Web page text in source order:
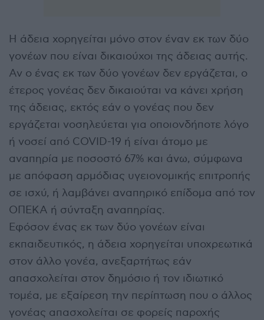
Η άδεια χορηγείται μόνο στον έναν εκ των δύο
γονέων που είναι δικαιούχοι της άδειας αυτής.
Αν ο ένας εκ των δύο γονέων δεν εργάζεται, ο
έτερος γονέας δεν δικαιούται να κάνει χρήση
της άδειας, εκτός εάν ο γονέας που δεν
εργάζεται νοσηλεύεται για οποιονδήποτε λόγο
ή νοσεί από COVID-19 ή είναι άτομο με
αναπηρία με ποσοστό 67% και άνω, σύμφωνα
με απόφαση αρμόδιας υγειονομικής επιτροπής
σε ισχύ, ή λαμβάνει αναπηρικό επίδομα από τον
ΟΠΕΚΑ ή σύνταξη αναπηρίας.
Εφόσον ένας εκ των δύο γονέων είναι
εκπαιδευτικός, η άδεια χορηγείται υποχρεωτικά
στον άλλο γονέα, ανεξαρτήτως εάν
απασχολείται στον δημόσιο ή τον ιδιωτικό
τομέα, με εξαίρεση την περίπτωση που ο άλλος
γονέας απασχολείται σε φορείς παροχής